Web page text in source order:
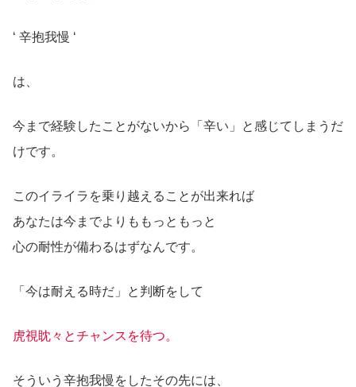
‘ 辛抱我慢 ‘
は、
今まで経験したことがないから「辛い」と感じてしまうだ
けです。
このイライラを乗り越えることが出来れば
あなたは今までよりももっともっと
心の耐性が備わるはずなんです。
「今は耐える時だ」と判断をして
虎視眈々とチャンスを待つ。
そういう辛抱我慢をしたその先には、